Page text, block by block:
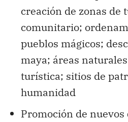
creación de zonas de
comunitario;
pueblos mágicos;
maya; áreas
turística; sitios de
humanidad
Promoción de